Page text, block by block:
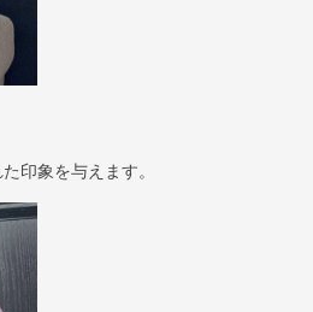
印象を与えます。